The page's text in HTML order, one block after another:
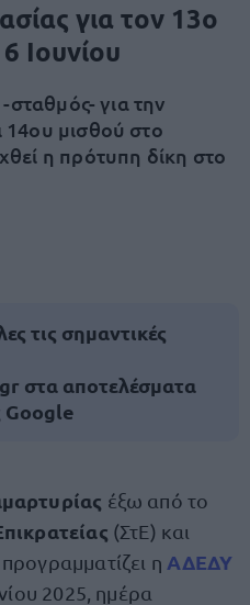
για τον 13ο
Ιουνίου
σταθμός- για την
μισθού στο
η πρότυπη δίκη στο
τις σημαντικές
στα αποτελέσματα
Google
έξω από το
(ΣτΕ) και
προγραμματίζει η ΑΔΕΔΥ
2025, ημέρα